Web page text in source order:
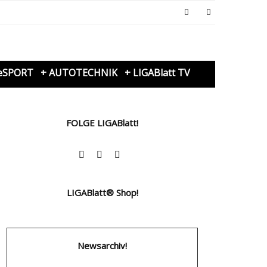
+ AUTOTECHNIK + LIGABlatt TV
FOLGE LIGABlatt!
LIGABlatt® Shop!
Newsarchiv!